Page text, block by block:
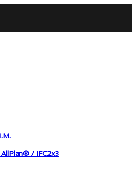
/ IFC2x3